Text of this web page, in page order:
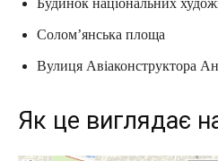
Будинок національних
Солом’янська площа
Вулиця Авіаконструктора
Як це виглядає